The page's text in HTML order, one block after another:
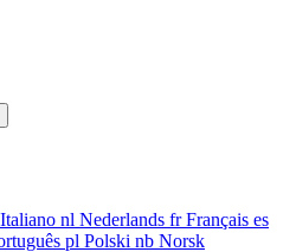
Italiano nl Nederlands frFrançais es
pl Polski nb Norsk